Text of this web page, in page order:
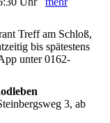
Treff am Schloß,
bis spätestens
unter 0162-
3, ab